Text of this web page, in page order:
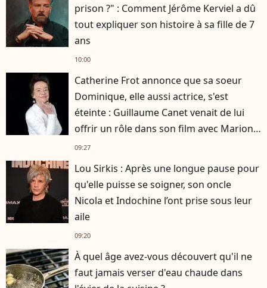
prison ?" : Comment Jérôme Kerviel a dû
tout expliquer son histoire à sa fille de 7
ans
10:00
Catherine Frot annonce que sa soeur
Dominique, elle aussi actrice, s'est
éteinte : Guillaume Canet venait de lui
offrir un rôle dans son film avec Marion
Cotillard
09:27
Lou Sirkis : Après une longue pause pour
qu'elle puisse se soigner, son oncle
Nicola et Indochine l’ont prise sous leur
aile
09:20
À quel âge avez-vous découvert qu'il ne
faut jamais verser d'eau chaude dans